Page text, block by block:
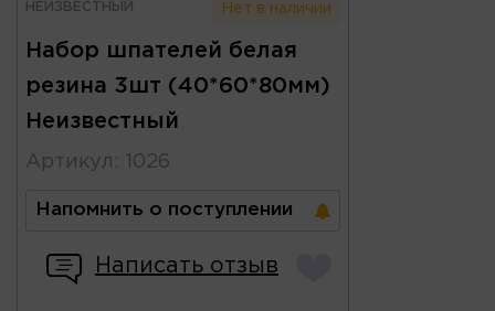
НЕИЗВЕСТНЫЙ Нет в наличии
Набор шпателей белая
резина 3шт (40*60*80мм)
Неизвестный
Артикул : 1026
Напомнить о поступлении
Написать отзыв